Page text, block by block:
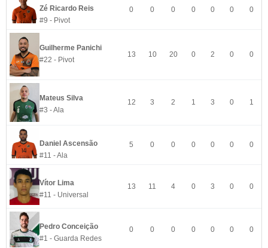
Zé Ricardo Reis
#9 - Pivot
0 0 0 0 0 0 0
Guilherme Panichi
#22 - Pivot
13 10 20 0 2 0 0
Mateus Silva
#3 - Ala
12 3 2 1 3 0 1
Daniel Ascensão
#11 - Ala
5 0 0 0 0 0 0
Vítor Lima
#11 - Universal
13 11 4 0 3 0 0
Pedro Conceição
#1 - Guarda Redes
0 0 0 0 0 0 0